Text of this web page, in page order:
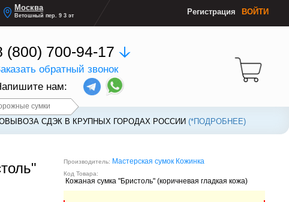
Москва
Ветошный пер. 9 3 эт Регистрация ВОЙТИ
(800) 700-94-17
обратный звонок
нам:
сумки
СДЭК В КРУПНЫХ ГОРОДАХ РОССИИ (*ПОДРОБНЕЕ)
СДЭК В КРУПНЫХ ГОРОДАХ РОССИИ (*ПОДРОБНЕЕ)
Производитель: Мастерская сумок Кожинка
Код Товара:
Кожаная сумка "Бристоль" (коричневая гладкая кожа)